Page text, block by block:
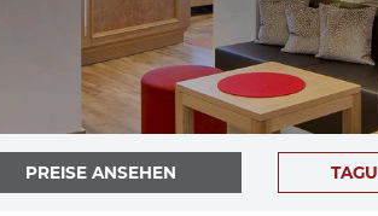
PREISE ANSEHEN